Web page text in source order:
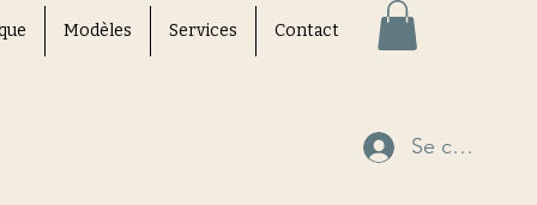
Modèles Services Contact
Se